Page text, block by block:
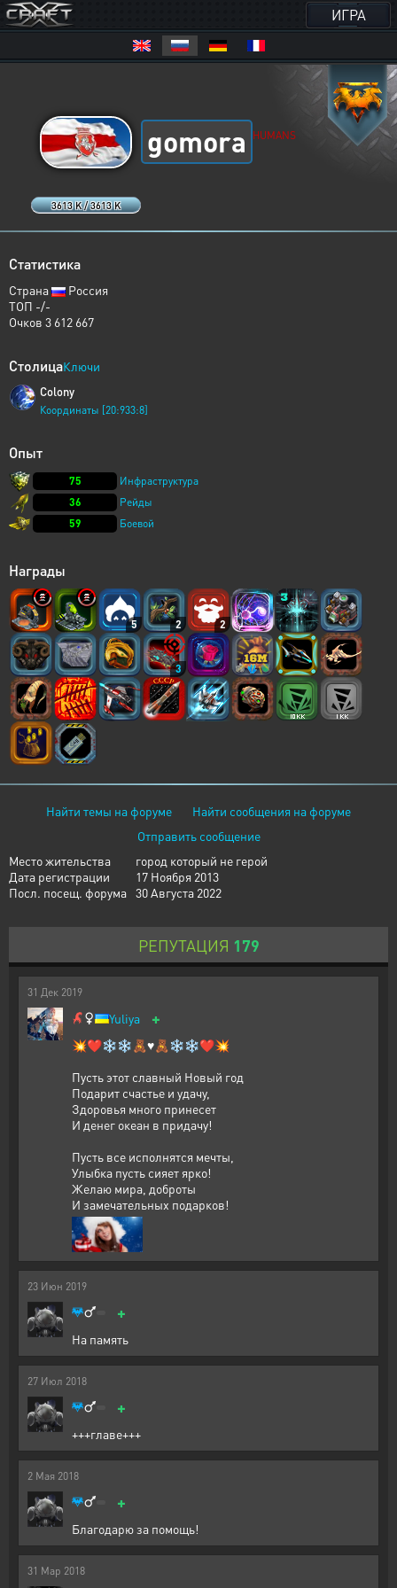
ИГРА
3613 K / 3613 K
gomora HUMANS
Статистика
Страна
Россия
ТОП -/-
Очков 3 612 667
СтолицаКлючи
Colony
Координаты [20:933:8]
Опыт
75
Инфраструктура
36
Рейды
59
Боевой
Награды
5 2 2
3
Найти темы на форуме
Найти сообщения на форуме
Отправить сообщение
Место жительства
город который не герой
Дата регистрации
17 Ноября 2013
Посл. посещ. форума 30 Августа 2022
РЕПУТАЦИЯ 179
31 Дек 2019
Yuliya +
💥❤❄❄🧸♥️🧸❄❄❤💥
Пусть этот славный Новый год
Подарит счастье и удачу,
Здоровья много принесет
И денег океан в придачу!
Пусть все исполнятся мечты,
Улыбка пусть сияет ярко!
Желаю мира, доброты
И замечательных подарков!
23 Июн 2019
+
На память
27 Июл 2018
+
+++главе+++
2 Мая 2018
+
Благодарю за помощь!
31 Мар 2018